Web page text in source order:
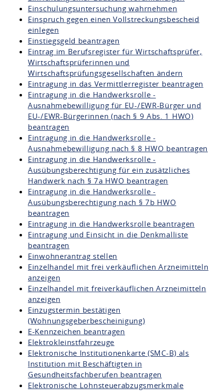
Einschulungsuntersuchung wahrnehmen
Einspruch gegen einen Vollstreckungsbescheid
einlegen
Einstiegsgeld beantragen
Eintrag im Berufsregister für Wirtschaftsprüfer,
Wirtschaftsprüferinnen und
Wirtschaftsprüfungsgesellschaften ändern
Eintragung in das Vermittlerregister beantragen
Eintragung in die Handwerksrolle -
Ausnahmebewilligung für EU-/EWR-Bürger und
EU-/EWR-Bürgerinnen (nach § 9 Abs. 1 HWO)
beantragen
Eintragung in die Handwerksrolle -
Ausnahmebewilligung nach § 8 HWO beantragen
Eintragung in die Handwerksrolle -
Ausübungsberechtigung für ein zusätzliches
Handwerk nach § 7a HWO beantragen
Eintragung in die Handwerksrolle -
Ausübungsberechtigung nach § 7b HWO
beantragen
Eintragung in die Handwerksrolle beantragen
Eintragung und Einsicht in die Denkmalliste
beantragen
Einwohnerantrag stellen
Einzelhandel mit frei verkäuflichen Arzneimitteln
anzeigen
Einzelhandel mit freiverkäuflichen Arzneimitteln
anzeigen
Einzugstermin bestätigen
(Wohnungsgeberbescheinigung)
E-Kennzeichen beantragen
Elektrokleinstfahrzeuge
Elektronische Institutionenkarte (SMC-B) als
Institution mit Beschäftigten in
Gesundheitsfachberufen beantragen
Elektronische Lohnsteuerabzugsmerkmale